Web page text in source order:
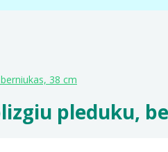
38 cm
pleduku,